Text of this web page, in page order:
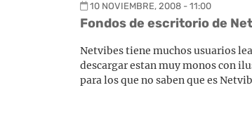
10 NOVIEMBRE, 2008 - 11:00
Fondos de escritorio de
Netvibes tiene muchos usuarios
descargar estan muy monos con
para los que no saben que es